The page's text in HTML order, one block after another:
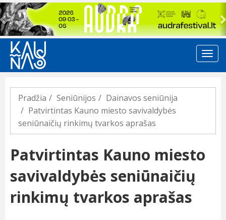
Previous
Pradžia Seniūnijos
Dainavos seniūnija
Patvirtintas Kauno miesto savivaldybės
seniūnaičių rinkimų tvarkos aprašas
Patvirtintas Kauno miesto
savivaldybės seniūnaičių
rinkimų tvarkos aprašas